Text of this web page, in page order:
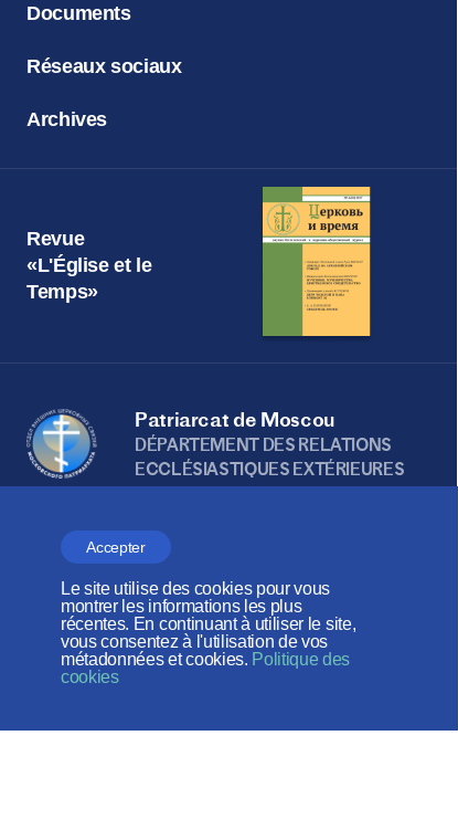
Accepter
Le site utilise des cookies pour vous
montrer les informations les plus
récentes. En continuant à utiliser le site,
vous consentez à l'utilisation de vos
métadonnées et cookies. Politique des
cookies
Documents
Réseaux sociaux
Archives
Revue
«L'Église et le
Temps»
Patriarcat de Moscou
DÉPARTEMENT DES RELATIONS
ECCLÉSIASTIQUES EXTÉRIEURES
Веб-сайт создан при содействии
Фонда поддержки христианской
культуры и наследия